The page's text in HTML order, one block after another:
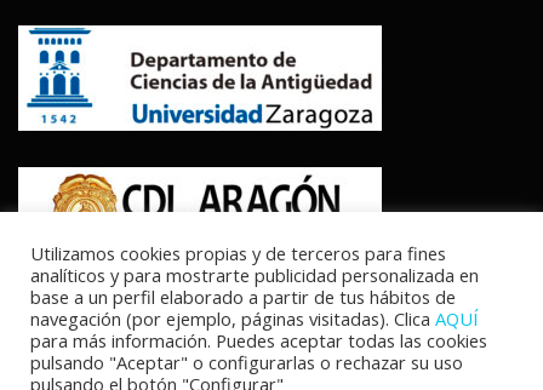
Utilizamos cookies propias y de terceros para fines
analíticos y para mostrarte publicidad personalizada en
base a un perfil elaborado a partir de tus hábitos de
navegación (por ejemplo, páginas visitadas). Clica AQUÍ
para más información. Puedes aceptar todas las cookies
pulsando "Aceptar" o configurarlas o rechazar su uso
pulsando el botón "Configurar"